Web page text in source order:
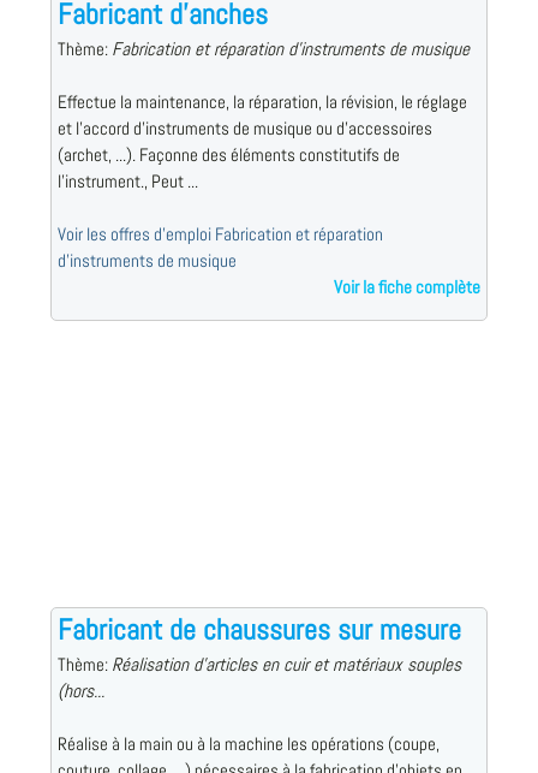
Fabricant d'anches
Thème: Fabrication et réparation d'instruments de musique
Effectue la maintenance, la réparation, la révision, le réglage
et l'accord d'instruments de musique ou d'accessoires
(archet, ...). Façonne des éléments constitutifs de
l'instrument., Peut ...
Voir les offres d'emploi Fabrication et réparation
d'instruments de musique
Voir la fiche complète
Fabricant de chaussures sur mesure
Thème: Réalisation d'articles en cuir et matériaux souples
(hors...
Réalise à la main ou à la machine les opérations (coupe,